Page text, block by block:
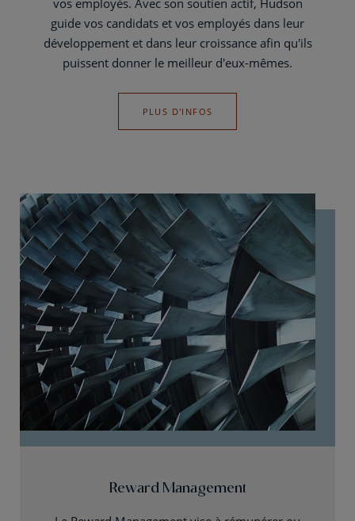
vos employés. Avec son soutien actif, Hudson
guide vos candidats et vos employés dans leur
développement et dans leur croissance afin qu'ils
puissent donner le meilleur d'eux-mêmes.
PLUS D'INFOS
Reward Management